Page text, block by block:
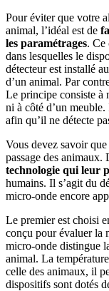
Pour éviter que votre
animal, l’idéal est de
les paramétrages. Ce
dans lesquelles le
détecteur est installé
d’un animal. Par
Le principe consiste à
ni à côté d’un
afin qu’il ne détecte
Vous devez savoir que
passage des animaux.
technologie qui leur
humains. Il s’agit du
micro-onde encore
Le premier est choisi
conçu pour évaluer la
micro-onde distingue
animal. La
celle des animaux, il
dispositifs sont dotés